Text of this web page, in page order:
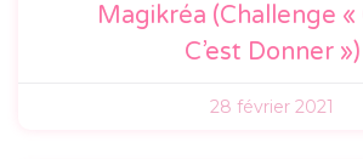
Magikréa (Challenge «
C’est Donner »)
28 février 2021